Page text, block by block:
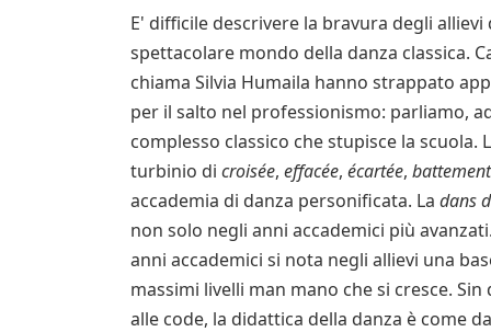
E' difficile descrivere la bravura degli
spettacolare mondo della danza classica.
chiama Silvia Humaila hanno strappato
per il salto nel professionismo: parliamo,
complesso classico che stupisce la
turbinio di croisée, effacée, écartée,
accademia di danza personificata. La dans
non solo negli anni accademici più
anni accademici si nota negli allievi una
massimi livelli man mano che si cresce.
alle code, la didattica della danza è come